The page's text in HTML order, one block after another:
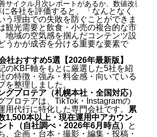
サイクル月次レポートがあるか、数値改善の
各社を評価すると、「なんとなく
う理由での失敗を防ぐことができま
観光需要と飲食・小売の複合的な市
地域の空気感を掴んだコンテンツ設
うかが成否を分ける重要な要素で
社おすすめ5選【2026年最新版】
のKBF軸をもとに厳選した5社を紹
の特徴・強み・料金感・向いている
を整理しました。
プロテア（札幌本社・全国対応）
プロテアは、TikTok・Instagramの
用代行に特化した専門会社です。
累
1,500本以上・現在運用中アカウン
ト（自社調べ・2026年6月時点）
と
、企画・台本・撮影・編集・投稿・